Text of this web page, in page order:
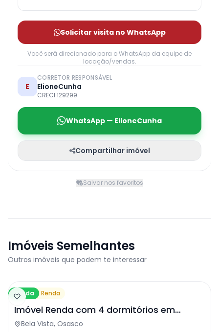
Solicitar visita no WhatsApp
Você será direcionado para o WhatsApp da equipe de
locação/vendas.
E
CORRETOR RESPONSÁVEL
ElioneCunha
CRECI 129299
WhatsApp — ElioneCunha
Compartilhar imóvel
Salvar nos favoritos
Imóveis Semelhantes
Outros imóveis que podem te interessar
Venda
Imóvel Renda
Imóvel Renda com 4 dormitórios em
Osasco
Bela Vista, Osasco